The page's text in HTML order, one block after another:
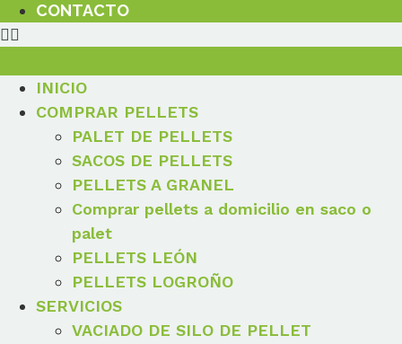
CONTACTO
INICIO
COMPRAR PELLETS
PALET DE PELLETS
SACOS DE PELLETS
PELLETS A GRANEL
Comprar pellets a domicilio en saco o
palet
PELLETS LEÓN
PELLETS LOGROÑO
SERVICIOS
VACIADO DE SILO DE PELLET